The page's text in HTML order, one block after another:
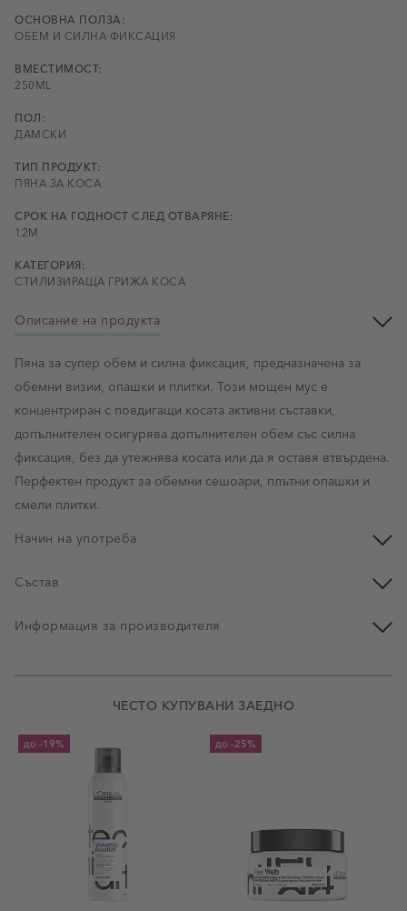
ОСНОВНА ПОЛЗА:
ОБЕМ И СИЛНА ФИКСАЦИЯ
ВМЕСТИМОСТ:
250ML
ПОЛ:
ДАМСКИ
ТИП ПРОДУКТ:
ПЯНА ЗА КОСА
СРОК НА ГОДНОСТ СЛЕД ОТВАРЯНЕ:
12М
КАТЕГОРИЯ:
СТИЛИЗИРАЩА ГРИЖА КОСА
Описание на продукта
Пяна за супер обем и силна фиксация, предназначена за
обемни визии, опашки и плитки. Този мощен мус е
концентриран с повдигащи косата активни съставки,
допълнителен осигурява допълнителен обем със силна
фиксация, без да утежнява косата или да я оставя втвърдена.
Перфектен продукт за обемни сешоари, плътни опашки и
смели плитки.
Начин на употреба
Състав
Информация за производителя
ЧЕСТО КУПУВАНИ ЗАЕДНО
до -19% до -25%